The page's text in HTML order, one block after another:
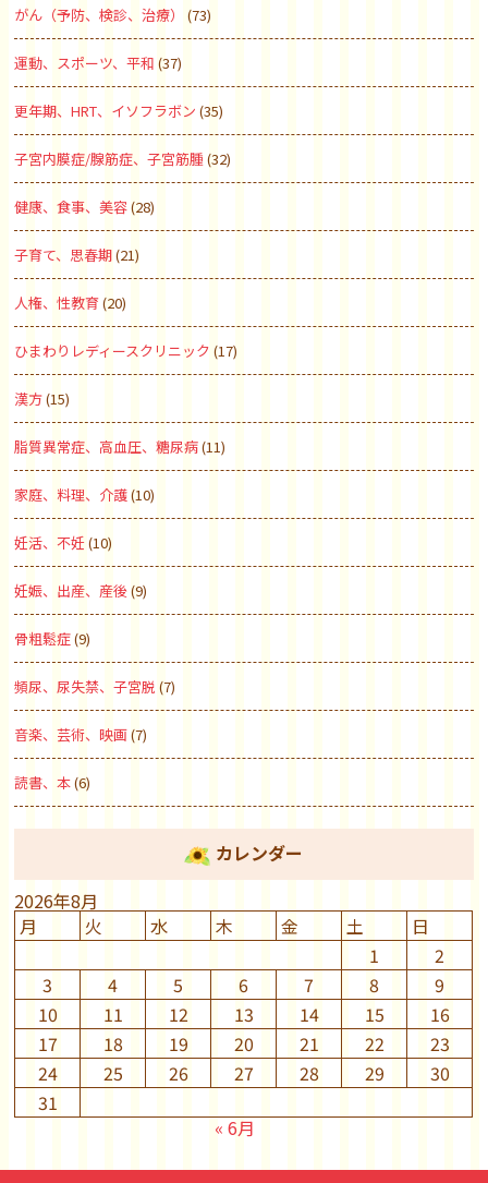
がん（予防、検診、治療） (73)
運動、スポーツ、平和 (37)
更年期、HRT、イソフラボン (35)
子宮内膜症/腺筋症、子宮筋腫 (32)
健康、食事、美容(28)
子育て、思春期(21)
人権、性教育(20)
ひまわりレディースクリニック (17)
漢方(15)
脂質異常症、高血圧、糖尿病(11)
家庭、料理、介護(10)
妊活、不妊(10)
妊娠、出産、産後(9)
骨粗鬆症(9)
頻尿、尿失禁、子宮脱 (7)
音楽、芸術、映画(7)
読書、本(6)
カレンダー
2026年8月
月
火 水 木 金 土
日
1
2
3
4 5 6 7 8
9
10
11 12 13 14 15
16
17
18 19 20 21 22
23
24
25 26 27 28 29
30
31
« 6月